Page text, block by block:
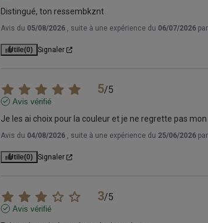
Distingué, ton ressembkznt
Avis du 05/08/2026 , suite à une expérience du 06/07/2026 par
Utile(0) Signaler
5/5
Avis vérifié
Je les ai choix pour la couleur et je ne regrette pas mon
Avis du 04/08/2026 , suite à une expérience du 25/06/2026 par
Utile(0) Signaler
3/5
Avis vérifié